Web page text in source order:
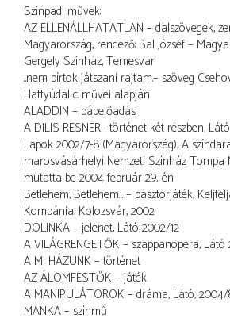
Színpadi művek:
AZ ELLENÁLLHATATLAN – dalszövegek,
Magyarország, rendező: Bal József –
Gergely Színház, Temesvár
...nem bírtok játszani rajtam.– szöveg
Hattyúdal c. művei alapján
ALADDIN – bábelőadás.
A DILIS RESNER– történet két részben,
Lapok 2002/7-8 (Magyarország), A
marosvásárhelyi Nemzeti Színház Tompa
mutatta be 2004 február 29.-én
Betlehem, Betlehem… – pásztorjáték,
Kompánia, Kolozsvár, 2002
DOLINKA – jelenet, Látó 2002/12
A VILÁGRENGETŐK – szappanopera,
A MI HÁZUNK – történet
AZ ÁLOMFESTŐK – játék
A MANIPULÁTOROK – dráma, Látó,
MANKA – színmű